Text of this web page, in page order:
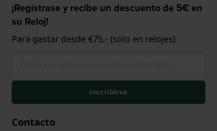
¡Regístrase y recibe un descuento de 5€ en
su Reloj!
Para gastar desde €75,- (solo en relojes)
inscribirse
Contacto